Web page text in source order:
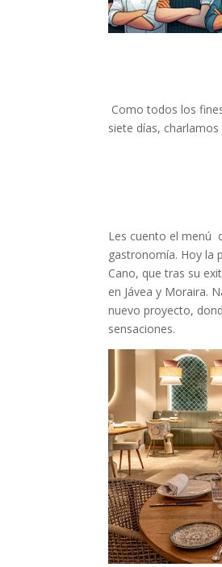
Como todos los
siete días,
Les cuento el menú
gastronomía. Hoy la
Cano, que tras su
en Jávea y Moraira.
nuevo proyecto,
sensaciones.